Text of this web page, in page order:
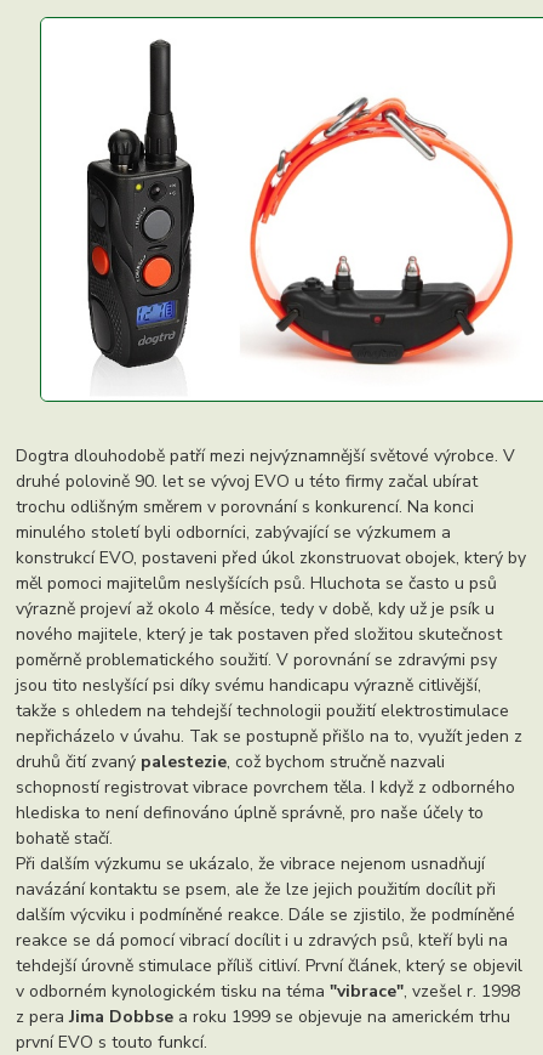
Dogtra dlouhodobě patří mezi nejvýznamnější světové výrobce. V
druhé polovině 90. let se vývoj EVO u této firmy začal ubírat
trochu odlišným směrem v porovnání s konkurencí. Na konci
minulého století byli odborníci, zabývající se výzkumem a
konstrukcí EVO, postaveni před úkol zkonstruovat obojek, který by
měl pomoci majitelům neslyšících psů. Hluchota se často u psů
výrazně projeví až okolo 4 měsíce, tedy v době, kdy už je psík u
nového majitele, který je tak postaven před složitou skutečnost
poměrně problematického soužití. V porovnání se zdravými psy
jsou tito neslyšící psi díky svému handicapu výrazně citlivější,
takže s ohledem na tehdejší technologii použití elektrostimulace
nepřicházelo v úvahu. Tak se postupně přišlo na to, využít jeden z
druhů čití zvaný palestezie, což bychom stručně nazvali
schopností registrovat vibrace povrchem těla. I když z odborného
hlediska to není definováno úplně správně, pro naše účely to
bohatě stačí.
Při dalším výzkumu se ukázalo, že vibrace nejenom usnadňují
navázání kontaktu se psem, ale že lze jejich použitím docílit při
dalším výcviku i podmíněné reakce. Dále se zjistilo, že podmíněné
reakce se dá pomocí vibrací docílit i u zdravých psů, kteří byli na
tehdejší úrovně stimulace příliš citliví. První článek, který se objevil
v odborném kynologickém tisku na téma"vibrace", vzešel r. 1998
z peraJima Dobbse a roku 1999 se objevuje na americkém trhu
první EVO s touto funkcí.